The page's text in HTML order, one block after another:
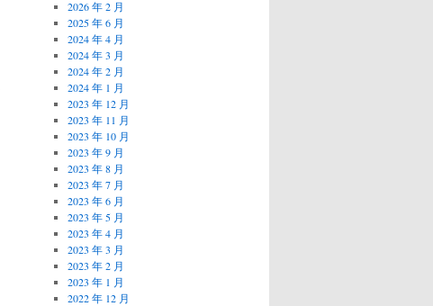
2026 年 2 月
2025 年 6 月
2024 年 4 月
2024 年 3 月
2024 年 2 月
2024 年 1 月
2023 年 12 月
2023 年 11 月
2023 年 10 月
2023 年 9 月
2023 年 8 月
2023 年 7 月
2023 年 6 月
2023 年 5 月
2023 年 4 月
2023 年 3 月
2023 年 2 月
2023 年 1 月
2022 年 12 月